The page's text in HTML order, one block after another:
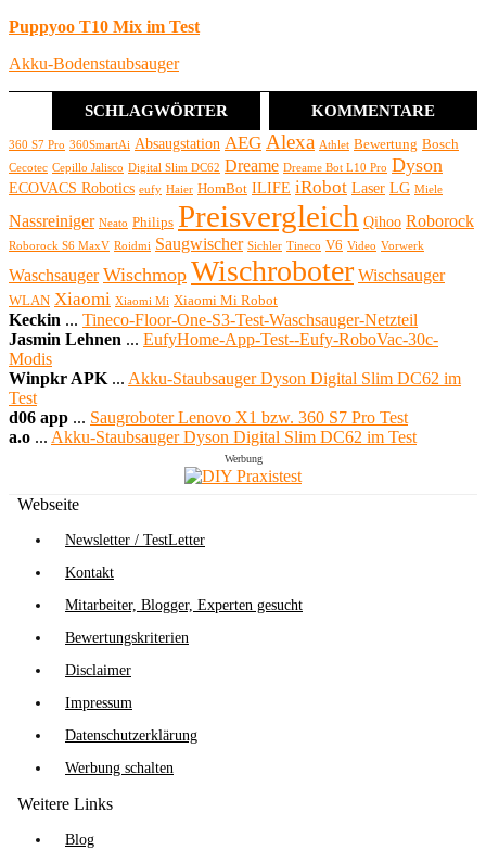
Puppyoo T10 Mix im Test
Akku-Bodenstaubsauger
SCHLAGWÖRTER KOMMENTARE
360 S7 Pro 360SmartAi Absaugstation AEG Alexa Athlet Bewertung Bosch
Cecotec Cepillo Jalisco Digital Slim DC62 Dreame Dreame Bot L10 Pro Dyson
ECOVACS Robotics eufy Haier HomBot ILIFE iRobot Laser LG Miele
Nassreiniger Neato Philips Preisvergleich Qihoo Roborock
Roborock S6 MaxV Roidmi Saugwischer Sichler Tineco V6 Video Vorwerk
Waschsauger Wischmop Wischroboter Wischsauger
WLAN Xiaomi Xiaomi Mi Xiaomi Mi Robot
Keckin ... Tineco-Floor-One-S3-Test-Waschsauger-Netzteil
Jasmin Lehnen ... EufyHome-App-Test--Eufy-RoboVac-30c-
Modis
Winpkr APK ... Akku-Staubsauger Dyson Digital Slim DC62 im
Test
d06 app ... Saugroboter Lenovo X1 bzw. 360 S7 Pro Test
a.o ... Akku-Staubsauger Dyson Digital Slim DC62 im Test
Werbung
Webseite
Newsletter / TestLetter
Kontakt
Mitarbeiter, Blogger, Experten gesucht
Bewertungskriterien
Disclaimer
Impressum
Datenschutzerklärung
Werbung schalten
Weitere Links
Blog